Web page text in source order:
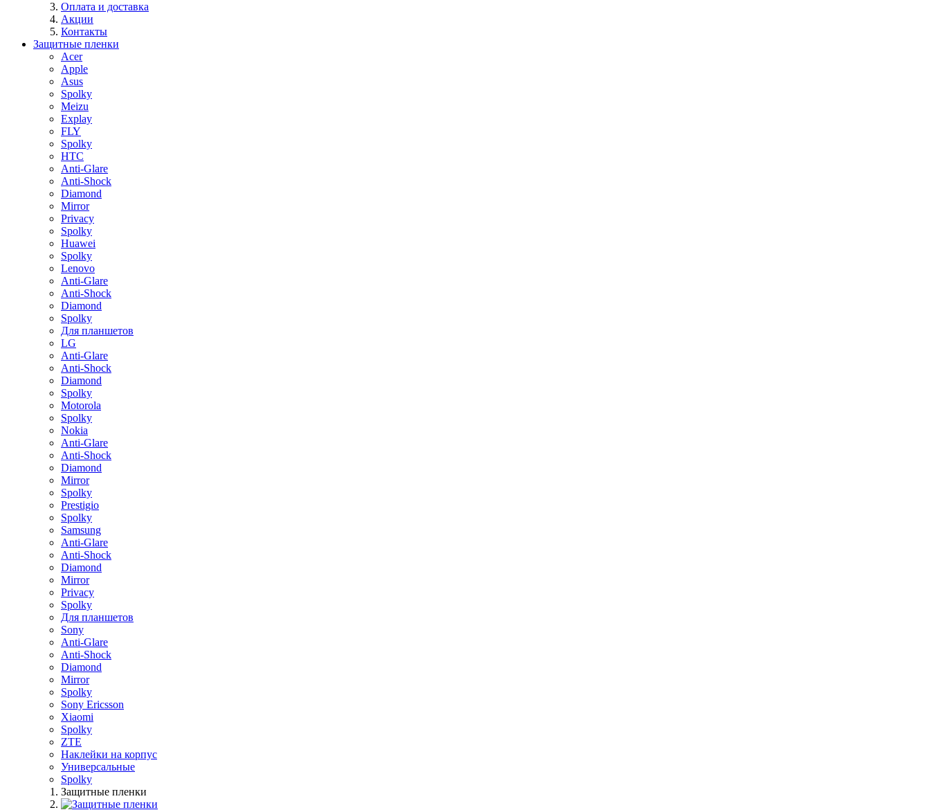
Оплата и доставка
Акции
Контакты
Защитные пленки
Acer
Apple
Asus
Spolky
Meizu
Explay
FLY
Spolky
HTC
Anti-Glare
Anti-Shock
Diamond
Mirror
Privacy
Spolky
Huawei
Spolky
Lenovo
Anti-Glare
Anti-Shock
Diamond
Spolky
Для планшетов
LG
Anti-Glare
Anti-Shock
Diamond
Spolky
Motorola
Spolky
Nokia
Anti-Glare
Anti-Shock
Diamond
Mirror
Spolky
Prestigio
Spolky
Samsung
Anti-Glare
Anti-Shock
Diamond
Mirror
Privacy
Spolky
Для планшетов
Sony
Anti-Glare
Anti-Shock
Diamond
Mirror
Spolky
Sony Ericsson
Xiaomi
Spolky
ZTE
Наклейки на корпус
Универсальные
Spolky
Защитные пленки